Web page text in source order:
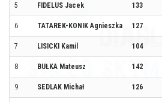
5 FIDELUS Jacek 133
6 TATAREK-KONIK Agnieszka 127
7 LISICKI Kamil 104
8 BUŁKA Mateusz 142
9 SEDLAK Michał 126